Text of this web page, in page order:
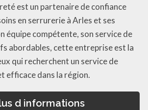
est un partenaire de confiance
en serrurerie à Arles et ses
équipe compétente, son service de
abordables, cette entreprise est la
qui recherchent un service de
efficace dans la région.
d informations